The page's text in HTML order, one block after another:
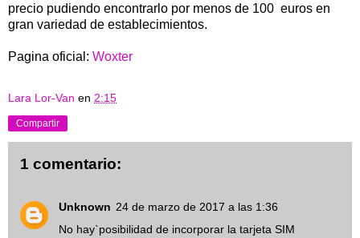
precio pudiendo encontrarlo por menos de 100 euros en
gran variedad de establecimientos.
Pagina oficial: Woxter
Lara Lor-Van en 2:15
Compartir
1 comentario:
Unknown 24 de marzo de 2017 a las 1:36
No hay`posibilidad de incorporar la tarjeta SIM